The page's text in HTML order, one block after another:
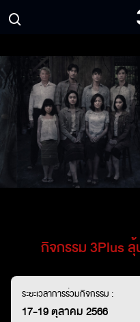
กิจกรรม 3Plus
ระยะเวลาการร่วมกิจกรรม :
17-19 ตุลาคม 2566